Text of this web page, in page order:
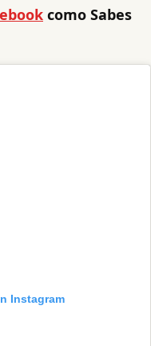
como Sabes
Instagram